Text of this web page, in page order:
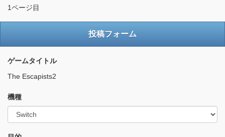
1ページ目
投稿フォーム
ゲームタイトル
The Escapists2
機種